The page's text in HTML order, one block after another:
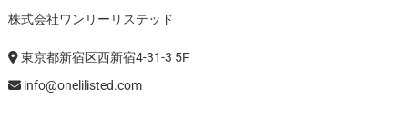
株式会社ワンリーリステッド
東京都新宿区西新宿4-31-3 5F
info@onelilisted.com